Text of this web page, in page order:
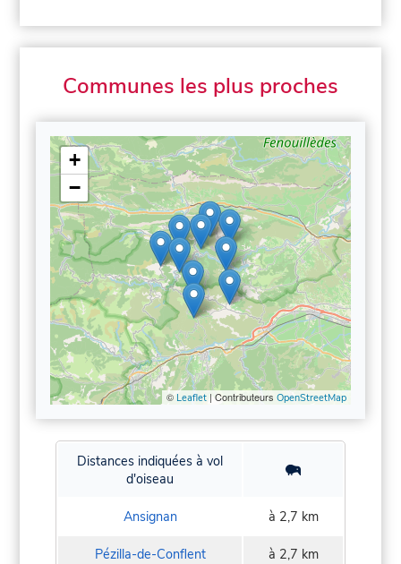
Communes les plus proches
+
−
© Leaflet| Contributeurs OpenStreetMap
Distances indiquées à vol
d'oiseau
Ansignan à 2,7 km
Pézilla-de-Conflent à 2,7 km